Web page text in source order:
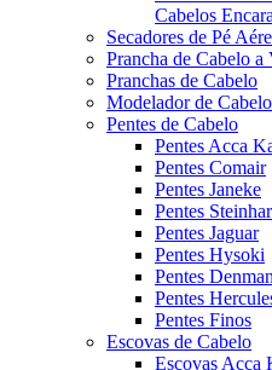
Cabelos
Secadores de Pé
Prancha de Cabelo a
Pranchas de Cabelo
Modelador de Cabelo
Pentes de Cabelo
Pentes Acca
Pentes Comair
Pentes Janeke
Pentes
Pentes Jaguar
Pentes Hysoki
Pentes Denman
Pentes
Pentes Finos
Escovas de Cabelo
Escovas Acca